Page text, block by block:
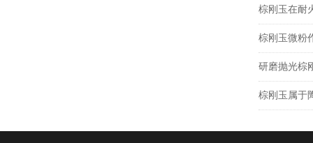
棕刚玉在耐
棕刚玉微粉
研磨抛光棕
棕刚玉属于